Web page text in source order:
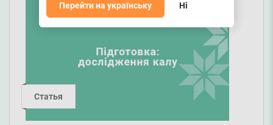
Статья
Перейти на українську Ні